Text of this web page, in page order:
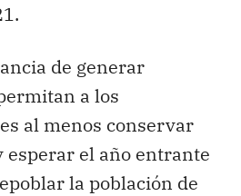
de generar
a los
al menos conservar
esperar el año entrante
la población de